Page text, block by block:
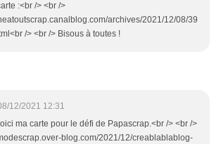
:<br /> <br />
archives/2021/12/08/39
/> <br /> Bisous à toutes !
12/2021 12:31
ma carte pour le défi de Papascrap.<br /> <br />
blog.com/2021/12/creablablablog-